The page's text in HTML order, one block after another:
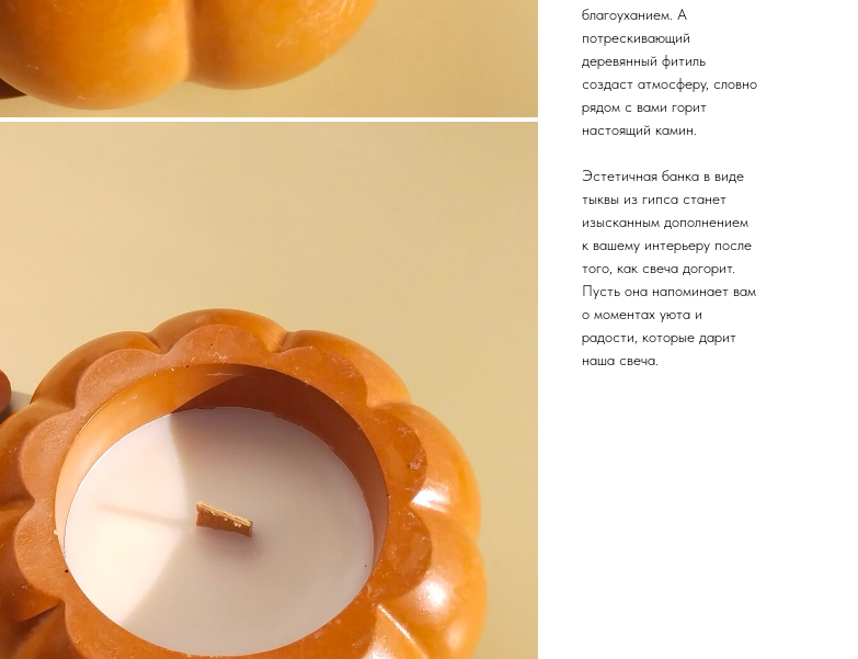
благоуханием. А
потрескивающий
деревянный фитиль
создаст атмосферу, словно
рядом с вами горит
настоящий камин.
Эстетичная банка в виде
тыквы из гипса станет
изысканным дополнением
к вашему интерьеру после
того, как свеча догорит.
Пусть она напоминает вам
о моментах уюта и
радости, которые дарит
наша свеча.